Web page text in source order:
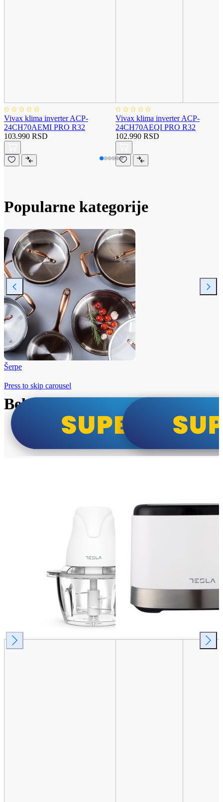
Vivax klima inverter ACP-
24CH70AEMI PRO R32
103.990 RSD
Vivax klima inverter ACP-
24CH70AEQI PRO R32
102.990 RSD
Popularne kategorije
Šerpe
Beko i Tesla super cene
Press to skip carousel